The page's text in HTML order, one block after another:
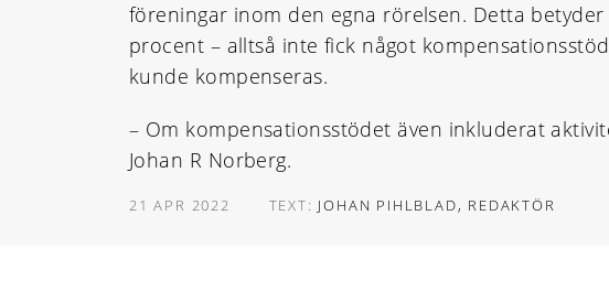
föreningar inom den egna rörelsen. Detta
procent – alltså inte fick något
kunde kompenseras.
– Om kompensationsstödet även inkluderat
Johan R Norberg.
21 APR 2022 TEXT: JOHAN PIHLBLAD, REDAKTÖR